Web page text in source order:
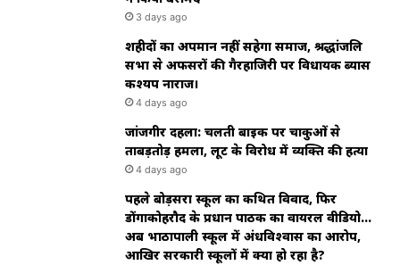
3 days ago
शहीदों का अपमान नहीं सहेगा समाज, श्रद्धांजलि
सभा से अफसरों की गैरहाजिरी पर विधायक ब्यास
कश्यप नाराज।
4 days ago
जांजगीर दहला: चलती बाइक पर चाकुओं से
ताबड़तोड़ हमला, लूट के विरोध में व्यक्ति की हत्या
4 days ago
पहले बोड़सरा स्कूल का कथित विवाद, फिर
डोंगाकोहरौद के प्रधान पाठक का वायरल वीडियो…
अब भाठापाली स्कूल में अंधविश्वास का आरोप,
आखिर सरकारी स्कूलों में क्या हो रहा है?